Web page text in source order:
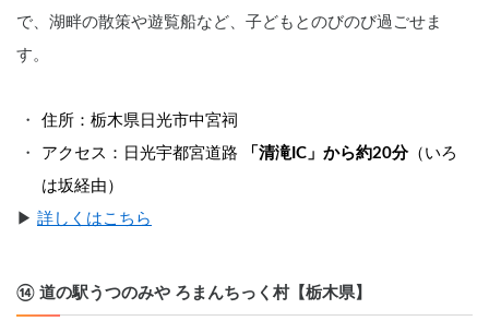
で、湖畔の散策や遊覧船など、子どもとのびのび過ごせま
す。
住所：栃木県日光市中宮祠
アクセス：日光宇都宮道路
「清滝IC」から約20分（いろ
は坂経由）
▶︎ 詳しくはこちら
⑭ 道の駅うつのみや ろまんちっく村【栃木県】